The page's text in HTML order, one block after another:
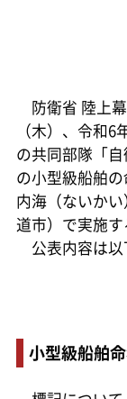
防衛省 陸上
（木）、令和
の共同部隊「
の小型級船舶
内海（ないか
道市）で実施す
公表内容は以
小型級船舶